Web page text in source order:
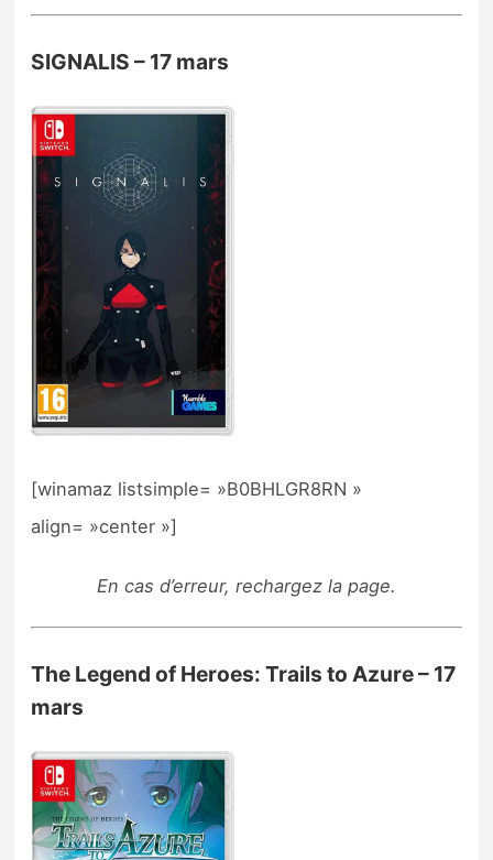
SIGNALIS – 17 mars
[winamaz listsimple= »B0BHLGR8RN »
align= »center »]
En cas d’erreur, rechargez la page.
The Legend of Heroes: Trails to Azure – 17
mars